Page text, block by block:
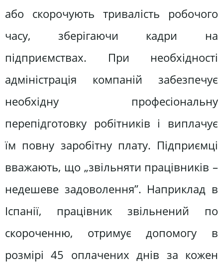
або скорочують тривалість робочого
часу, зберігаючи кадри на
підприємствах. При необхідності
адміністрація компаній забезпечує
необхідну професіональну
перепідготовку робітників і виплачує
їм повну заробітну плату. Підприємці
вважають, що „звільняти працівників –
недешеве задоволення”. Наприклад в
Іспанії, працівник звільнений по
скороченню, отримує допомогу в
розмірі 45 оплачених днів за кожен